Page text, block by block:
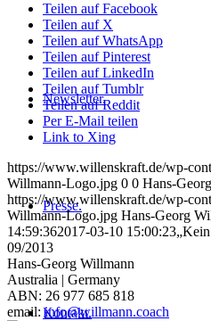
Newsletter.
Presse.
Kontakt.
Teilen auf Facebook
Teilen auf X
Teilen auf WhatsApp
Teilen auf Pinterest
Teilen auf LinkedIn
Teilen auf Tumblr
Teilen auf Reddit
Per E-Mail teilen
Link to Xing
https://www.willenskraft.de/wp-
Willmann-Logo.jpg 0 0 Hans-
https://www.willenskraft.de/wp-
Willmann-Logo.jpg Hans-Georg
14:59:362017-03-10 15:00:23
09/2013
Hans-Georg Willmann
Australia | Germany
ABN: 26 977 685 818
email:info@willmann.coach